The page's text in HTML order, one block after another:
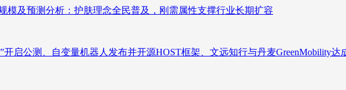
模及预测分析：护肤理念全民普及，刚需属性支撑行业长期扩容
启公测、自变量机器人发布并开源HOST框架、文远知行与丹麦GreenMobility达